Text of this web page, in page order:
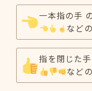
一本指の手
など
指を閉じた
など